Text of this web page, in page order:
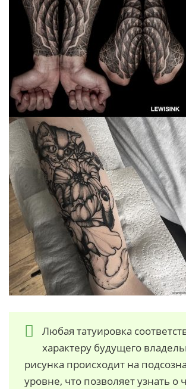
Любая татуировка
характеру будущего
рисунка происходит на
уровне, что позволяет узнать о